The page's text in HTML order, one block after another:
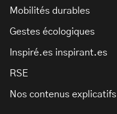
Mobilités durables
Gestes écologiques
Inspiré.es inspirant.es
RSE
Nos contenus explicatifs